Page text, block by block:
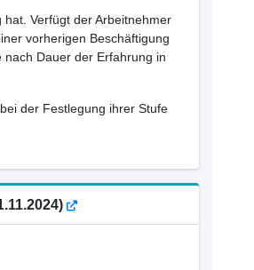
Verfügt der Arbeitnehmer
vorherigen Beschäftigung
Dauer der Erfahrung in
der Festlegung ihrer Stufe